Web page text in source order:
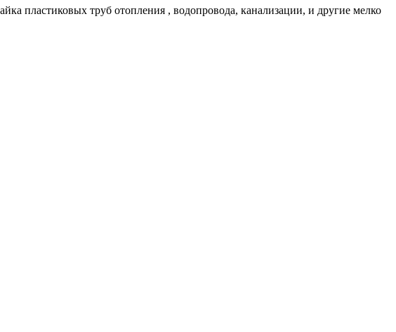
пластиковых труб отопления , водопровода, канализации, и другие мелко